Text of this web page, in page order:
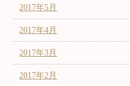
2017年5月
2017年4月
2017年3月
2017年2月